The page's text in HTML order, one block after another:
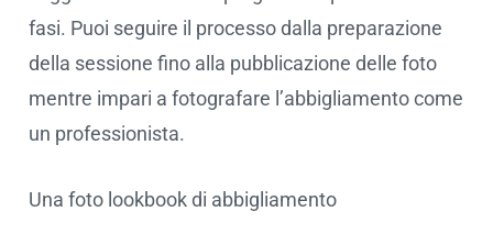
fasi. Puoi seguire il processo dalla preparazione
della sessione fino alla pubblicazione delle foto
mentre impari a fotografare l’abbigliamento come
un professionista.
Una foto lookbook di abbigliamento